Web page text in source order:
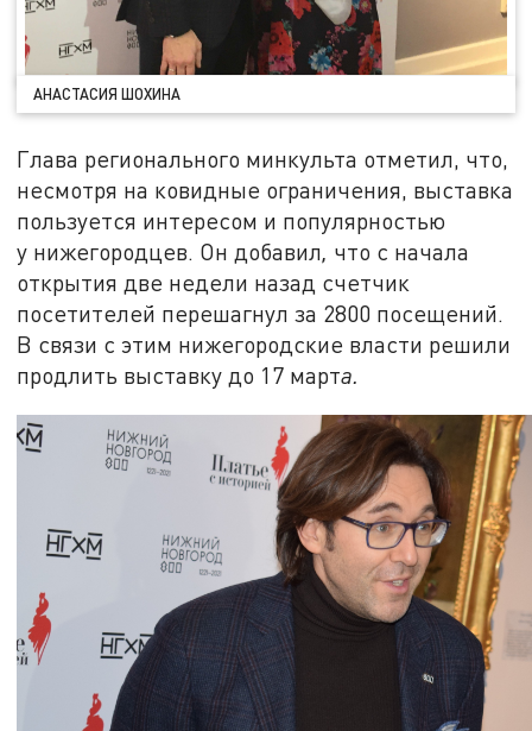
АНАСТАСИЯ ШОХИНА
Глава регионального минкульта отметил, что,
несмотря на ковидные ограничения, выставка
пользуется интересом и популярностью
у нижегородцев. Он добавил, что с начала
открытия две недели назад счетчик
посетителей перешагнул за 2800 посещений.
В связи с этим нижегородские власти решили
продлить выставку до 17 марта.